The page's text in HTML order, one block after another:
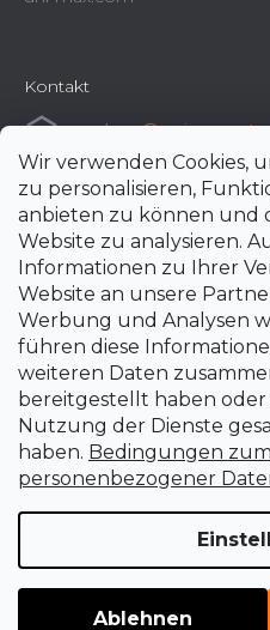
Wir verwenden Cookies,
zu personalisieren,
anbieten zu können und
Website zu analysieren.
Informationen zu Ihrer
Website an unsere
Werbung und Analysen
führen diese
weiteren Daten
bereitgestellt haben oder
Nutzung der Dienste
haben. Bedingungen
personenbezogener
Ablehnen
Kontakt
e-shop@uni-max.at
+420 266 190
Erstellt von